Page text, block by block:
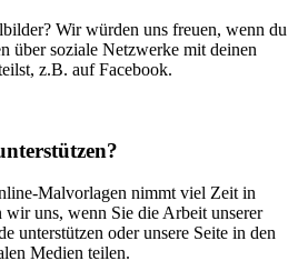
Wir würden uns freuen, wenn du
über soziale Netzwerke mit deinen
z.B. auf Facebook.
Malvorlagen nimmt viel Zeit in
wir uns, wenn Sie die Arbeit unserer
unterstützen oder unsere Seite in den
Medien teilen.